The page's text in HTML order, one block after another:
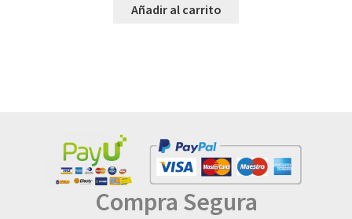
Añadir al carrito
Compra Segura